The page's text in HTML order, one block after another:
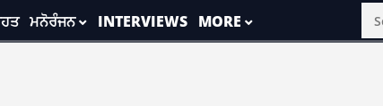
ਮਨੋਰੰਜਨ INTERVIEWS MORE